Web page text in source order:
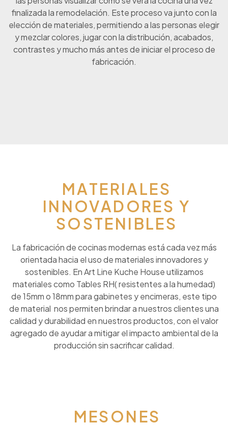
finalizada la remodelación. Este proceso va junto con la
elección de materiales, permitiendo a las personas elegir
y mezclar colores, jugar con la distribución, acabados,
contrastes y mucho más antes de iniciar el proceso de
fabricación.
MATERIALES
INNOVADORES Y
SOSTENIBLES
La fabricación de cocinas modernas está cada vez más
orientada hacia el uso de materiales innovadores y
sostenibles. En Art Line Kuche House utilizamos
materiales como Tables RH( resistentes a la humedad)
de 15mm o 18mm para gabinetes y encimeras, este tipo
de material nos permiten brindar a nuestros clientes una
calidad y durabilidad en nuestros productos, con el valor
agregado de ayudar a mitigar el impacto ambiental de la
producción sin sacrificar calidad.
MESONES